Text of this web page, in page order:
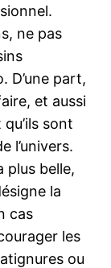
ne pas
D’une part,
et aussi
sont
l’univers.
plus belle,
la
cas
les
ou